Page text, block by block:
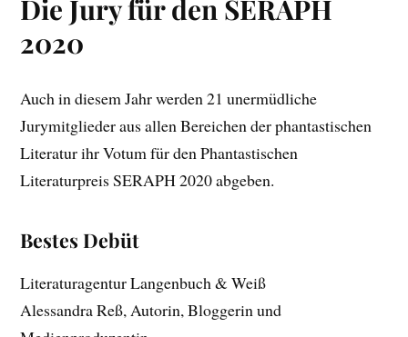
Die Jury für den SERAPH
2020
Auch in diesem Jahr werden 21 unermüdliche
Jurymitglieder aus allen Bereichen der phantastischen
Literatur ihr Votum für den Phantastischen
Literaturpreis SERAPH 2020 abgeben.
Bestes Debüt
Literaturagentur Langenbuch & Weiß
Alessandra Reß, Autorin, Bloggerin und